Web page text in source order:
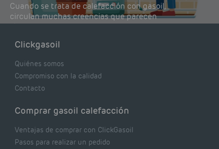
Cuando se trata de calefacción con gasoil,
circulan muchas creencias que parecen
lógicas pero que, en realidad, pueden estar
de tu caldera. Pocas se contrastan con lo que
Clickgasoil
Quiénes somos
Compromiso con la calidad
Contacto
Comprar gasoil calefacción
Ventajas de comprar con ClickGasoil
Pasos para realizar un pedido